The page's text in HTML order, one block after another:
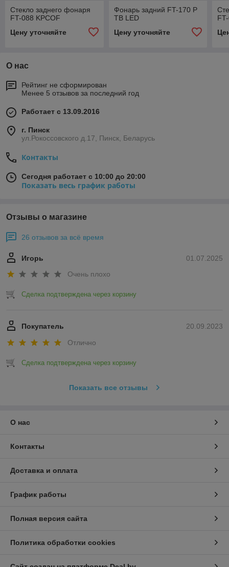
Стекло заднего фонаря
FT-088 KPCOF
Цену уточняйте
Фонарь задний FT-170 P
TB LED
Цену уточняйте
О нас
Рейтинг не сформирован
Менее 5 отзывов за последний год
Работает с 13.09.2016
г. Пинск
ул.Рокоссовского д.17, Пинск, Беларусь
Контакты
Сегодня работает с 10:00 до 20:00
Показать весь график работы
Отзывы о магазине
26 отзывов за всё время
01.07.2025
Игорь
Очень плохо
Сделка подтверждена через корзину
20.09.2023
Покупатель
Отлично
Сделка подтверждена через корзину
Показать все отзывы
О нас
Контакты
Доставка и оплата
График работы
Полная версия сайта
Политика обработки cookies